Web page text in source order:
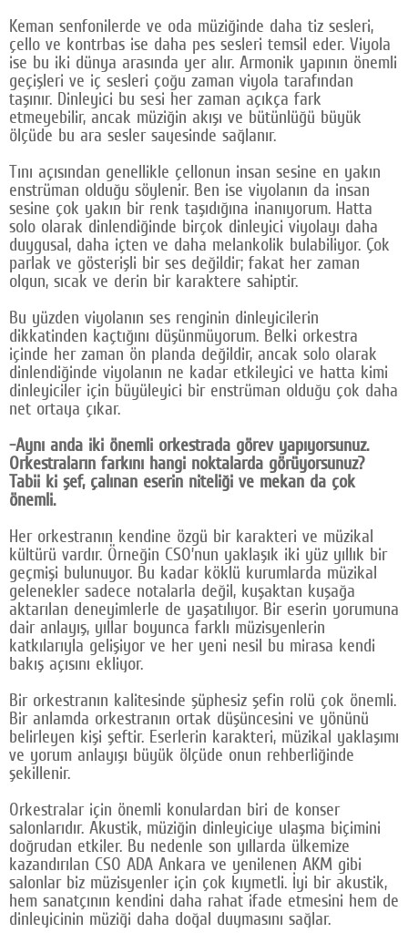
Keman senfonilerde ve oda müziğinde daha tiz sesleri,
çello ve kontrbas ise daha pes sesleri temsil eder. Viyola
ise bu iki dünya arasında yer alır. Armonik yapının önemli
geçişleri ve iç sesleri çoğu zaman viyola tarafından
taşınır. Dinleyici bu sesi her zaman açıkça fark
etmeyebilir, ancak müziğin akışı ve bütünlüğü büyük
ölçüde bu ara sesler sayesinde sağlanır.
Tını açısından genellikle çellonun insan sesine en yakın
enstrüman olduğu söylenir. Ben ise viyolanın da insan
sesine çok yakın bir renk taşıdığına inanıyorum. Hatta
solo olarak dinlendiğinde birçok dinleyici viyolayı daha
duygusal, daha içten ve daha melankolik bulabiliyor. Çok
parlak ve gösterişli bir ses değildir; fakat her zaman
olgun, sıcak ve derin bir karaktere sahiptir.
Bu yüzden viyolanın ses renginin dinleyicilerin
dikkatinden kaçtığını düşünmüyorum. Belki orkestra
içinde her zaman ön planda değildir, ancak solo olarak
dinlendiğinde viyolanın ne kadar etkileyici ve hatta kimi
dinleyiciler için büyüleyici bir enstrüman olduğu çok daha
net ortaya çıkar.
-Aynı anda iki önemli orkestrada görev yapıyorsunuz.
Orkestraların farkını hangi noktalarda görüyorsunuz?
Tabii ki şef, çalınan eserin niteliği ve mekan da çok
önemli.
Her orkestranın kendine özgü bir karakteri ve müzikal
kültürü vardır. Örneğin CSO’nun yaklaşık iki yüz yıllık bir
geçmişi bulunuyor. Bu kadar köklü kurumlarda müzikal
gelenekler sadece notalarla değil, kuşaktan kuşağa
aktarılan deneyimlerle de yaşatılıyor. Bir eserin yorumuna
dair anlayış, yıllar boyunca farklı müzisyenlerin
katkılarıyla gelişiyor ve her yeni nesil bu mirasa kendi
bakış açısını ekliyor.
Bir orkestranın kalitesinde şüphesiz şefin rolü çok önemli.
Bir anlamda orkestranın ortak düşüncesini ve yönünü
belirleyen kişi şeftir. Eserlerin karakteri, müzikal yaklaşımı
ve yorum anlayışı büyük ölçüde onun rehberliğinde
şekillenir.
Orkestralar için önemli konulardan biri de konser
salonlarıdır. Akustik, müziğin dinleyiciye ulaşma biçimini
doğrudan etkiler. Bu nedenle son yıllarda ülkemize
kazandırılan CSO ADA Ankara ve yenilenen AKM gibi
salonlar biz müzisyenler için çok kıymetli. İyi bir akustik,
hem sanatçının kendini daha rahat ifade etmesini hem de
dinleyicinin müziği daha doğal duymasını sağlar.